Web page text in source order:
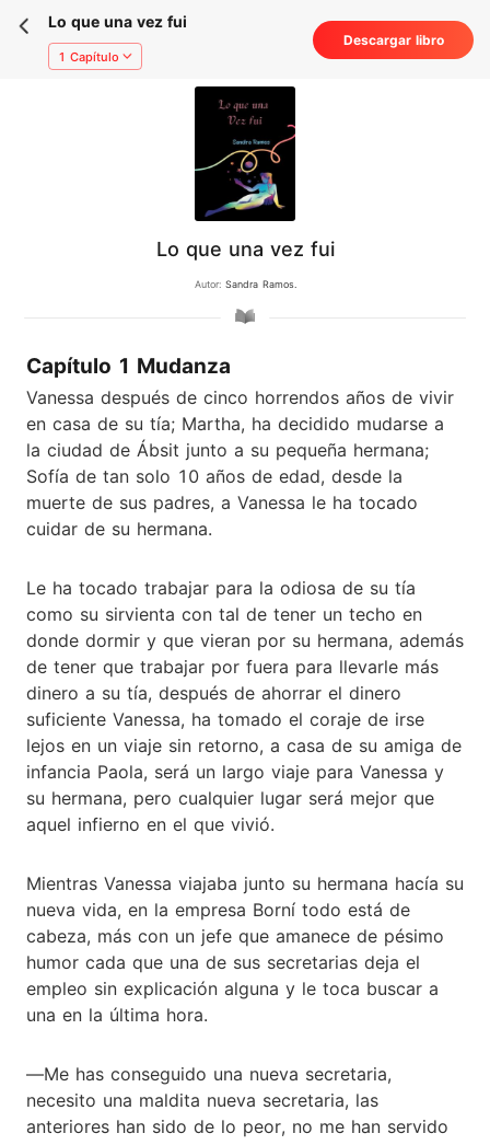
Lo que una vez fui
1 Capítulo
Descargar libro
Lo que una vez fui
Autor: Sandra Ramos.
Capítulo 1 Mudanza
Vanessa después de cinco horrendos años de vivir
en casa de su tía; Martha, ha decidido mudarse a
la ciudad de Ábsit junto a su pequeña hermana;
Sofía de tan solo 10 años de edad, desde la
muerte de sus padres, a Vanessa le ha tocado
cuidar de su hermana.
Le ha tocado trabajar para la odiosa de su tía
como su sirvienta con tal de tener un techo en
donde dormir y que vieran por su hermana, además
de tener que trabajar por fuera para llevarle más
dinero a su tía, después de ahorrar el dinero
suficiente Vanessa, ha tomado el coraje de irse
lejos en un viaje sin retorno, a casa de su amiga de
infancia Paola, será un largo viaje para Vanessa y
su hermana, pero cualquier lugar será mejor que
aquel infierno en el que vivió.
Mientras Vanessa viajaba junto su hermana hacía su
nueva vida, en la empresa Borní todo está de
cabeza, más con un jefe que amanece de pésimo
humor cada que una de sus secretarias deja el
empleo sin explicación alguna y le toca buscar a
una en la última hora.
―Me has conseguido una nueva secretaria,
necesito una maldita nueva secretaria, las
anteriores han sido de lo peor, no me han servido